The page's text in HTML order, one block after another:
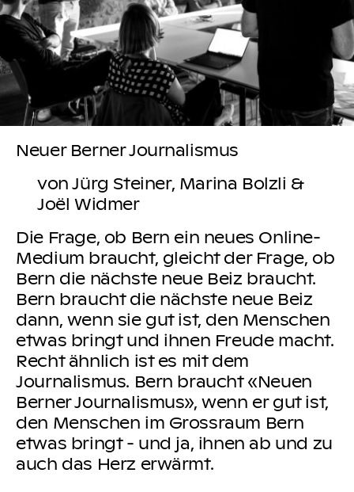
Neuer Berner Journalismus
von Jürg Steiner, Marina Bolzli &
Joël Widmer
Die Frage, ob Bern ein neues Online-
Medium braucht, gleicht der Frage, ob
Bern die nächste neue Beiz braucht.
Bern braucht die nächste neue Beiz
dann, wenn sie gut ist, den Menschen
etwas bringt und ihnen Freude macht.
Recht ähnlich ist es mit dem
Journalismus. Bern braucht «Neuen
Berner Journalismus», wenn er gut ist,
den Menschen im Grossraum Bern
etwas bringt - und ja, ihnen ab und zu
auch das Herz erwärmt.